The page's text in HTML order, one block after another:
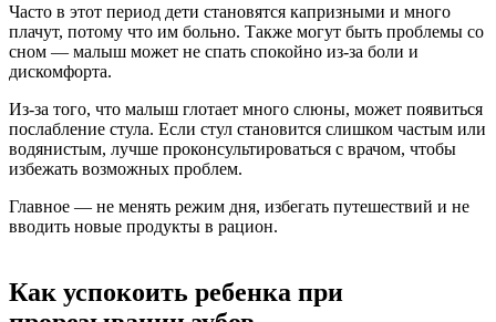
Часто в этот период дети становятся капризными и много
плачут, потому что им больно. Также могут быть проблемы со
сном — малыш может не спать спокойно из-за боли и
дискомфорта.
Из-за того, что малыш глотает много слюны, может появиться
послабление стула. Если стул становится слишком частым или
водянистым, лучше проконсультироваться с врачом, чтобы
избежать возможных проблем.
Главное — не менять режим дня, избегать путешествий и не
вводить новые продукты в рацион.
Как успокоить ребенка при